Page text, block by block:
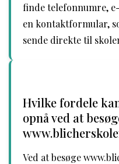
finde telefonnumre,
en kontaktformular,
sende direkte til
Hvilke fordele
opnå ved at
Ved at besøge